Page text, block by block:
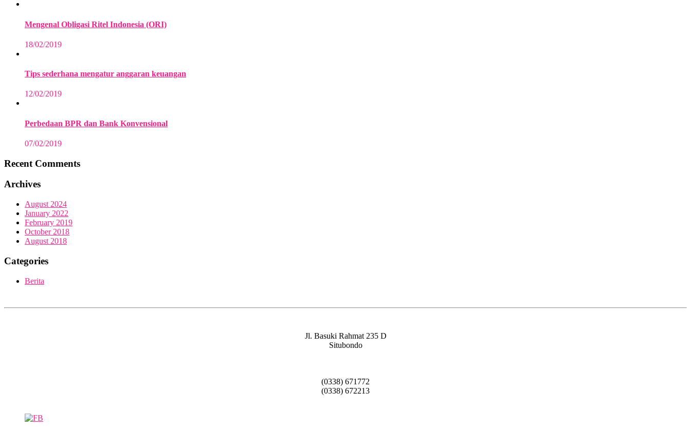
Mengenal Obligasi Ritel Indonesia (ORI)
18/02/2019
Tips sederhana mengatur anggaran keuangan
12/02/2019
Perbedaan BPR dan Bank Konvensional
07/02/2019
Recent Comments
Archives
August 2024
January 2022
February 2019
October 2018
August 2018
Categories
Berita
Jl. Basuki Rahmat 235 D
Situbondo
(0338) 671772
(0338) 672213